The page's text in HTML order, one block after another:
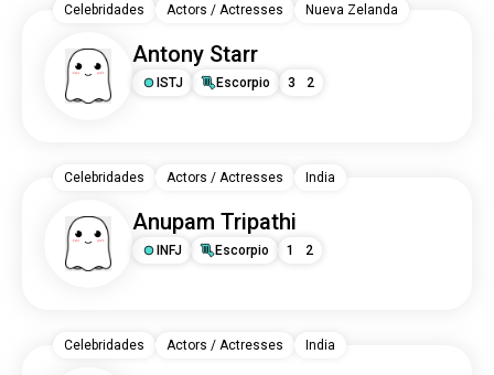
Antony Starr
ISTJ Escorpio 3 2
Celebridades Actors / Actresses Nueva Zelanda
Anupam Tripathi
INFJ Escorpio 1 2
Celebridades Actors / Actresses India
Celebridades Actors / Actresses India